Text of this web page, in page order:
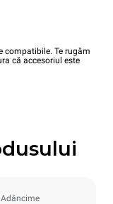
compatibile. Te rugăm
că accesoriul este
Adâncime